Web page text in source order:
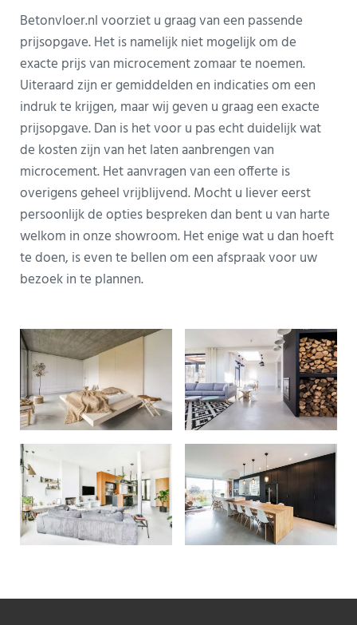
Betonvloer.nl voorziet u graag van een passende
prijsopgave. Het is namelijk niet mogelijk om de
exacte prijs van microcement zomaar te noemen.
Uiteraard zijn er gemiddelden en indicaties om een
indruk te krijgen, maar wij geven u graag een exacte
prijsopgave. Dan is het voor u pas echt duidelijk wat
de kosten zijn van het laten aanbrengen van
microcement. Het aanvragen van een offerte is
overigens geheel vrijblijvend. Mocht u liever eerst
persoonlijk de opties bespreken dan bent u van harte
welkom in onze showroom. Het enige wat u dan hoeft
te doen, is even te bellen om een afspraak voor uw
bezoek in te plannen.